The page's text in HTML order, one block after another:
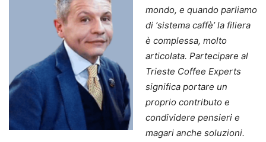
mondo, e quando parliamo
di ‘sistema caffè’ la filiera
è complessa, molto
articolata. Partecipare al
Trieste Coffee Experts
significa portare un
proprio contributo e
condividere pensieri e
magari anche soluzioni.